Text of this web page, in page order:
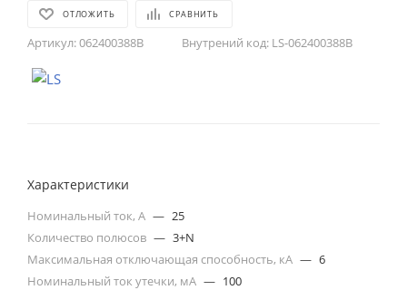
ОТЛОЖИТЬ СРАВНИТЬ
Артикул:062400388B Внутрений код: LS-062400388B
Характеристики
Номинальный ток, А — 25
Количество полюсов — 3+N
Максимальная отключающая способность, кА — 6
Номинальный ток утечки, мА — 100